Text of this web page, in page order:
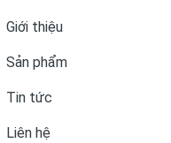
Giới thiệu
Sản phẩm
Tin tức
Liên hệ